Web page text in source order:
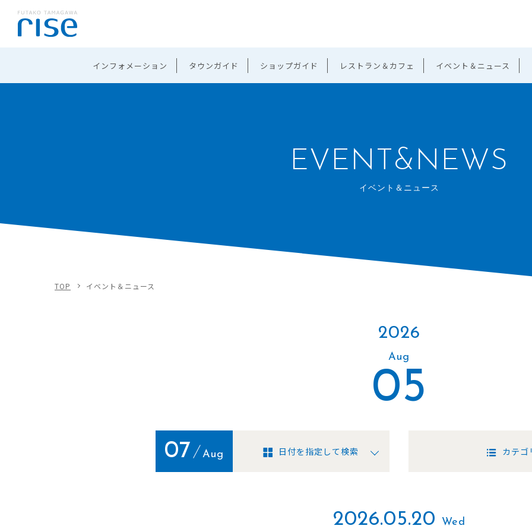
インフォメーション タウンガイド ショップガイド レストラン＆カフェ イベント＆ニュース
EVENT&NEWS
イベント＆ニュース
TOP イベント＆ニュース
2026
Aug
05
07 Aug 日付を指定して検索 カテゴ
2026.05.20 Wed